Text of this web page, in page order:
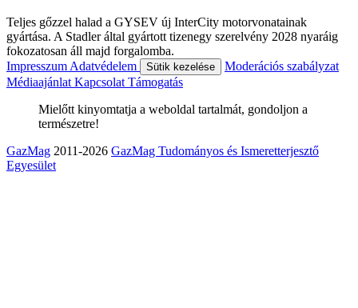
Teljes gőzzel halad a GYSEV új InterCity motorvonatainak
gyártása. A Stadler által gyártott tizenegy szerelvény 2028 nyaráig
fokozatosan áll majd forgalomba.
Impresszum Adatvédelem Sütik kezelése
Moderációs szabályzat
Médiaajánlat Kapcsolat Támogatás
Mielőtt kinyomtatja a weboldal tartalmát, gondoljon a
természetre!
GazMag 2011-2026 GazMag Tudományos és Ismeretterjesztő
Egyesület